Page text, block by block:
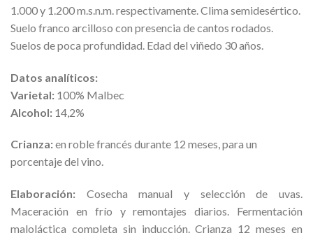
1.000 y 1.200 m.s.n.m. respectivamente. Clima semidesértico.
Suelo franco arcilloso con presencia de cantos rodados.
Suelos de poca profundidad. Edad del viñedo 30 años.
Datos analíticos:
Varietal: 100% Malbec
Alcohol: 14,2%
Crianza:en roble francés durante 12 meses, para un
porcentaje del vino.
Elaboración: Cosecha manual y selección de uvas.
Maceración en frío y remontajes diarios. Fermentación
maloláctica completa sin inducción. Crianza 12 meses en